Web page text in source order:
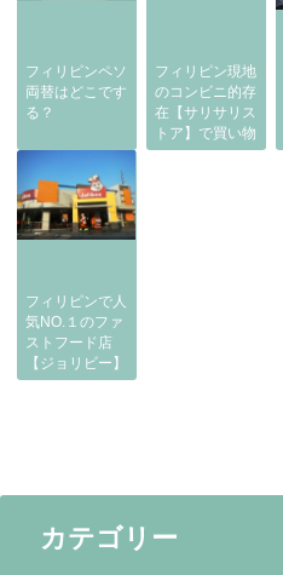
フィリピンペソ
両替はどこです
る？
フィリピン現地
のコンビニ的存
在【サリサリス
トア】で買い物
フィリピンで人
気NO.１のファ
ストフード店
【ジョリビー】
カテゴリー